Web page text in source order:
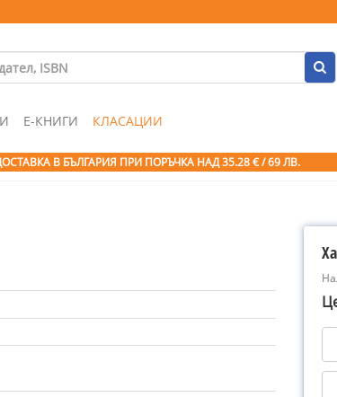
Е-КНИГИ КЛАСАЦИИ
В БЪЛГАРИЯ ПРИ ПОРЪЧКА НАД 35.28 € / 69 ЛВ.